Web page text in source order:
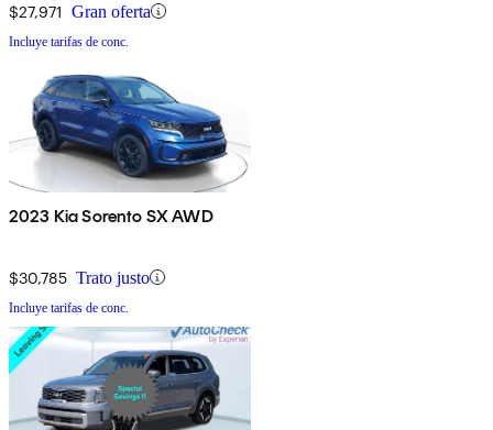
$27,971 Gran oferta
Incluye tarifas de conc.
2023 Kia Sorento SX AWD
$30,785 Trato justo
Incluye tarifas de conc.